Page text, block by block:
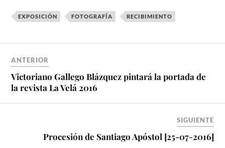
EXPOSICIÓN FOTOGRAFÍA RECIBIMIENTO
ANTERIOR
Victoriano Gallego Blázquez pintará la portada de
la revista La Velá 2016
SIGUIENTE
Procesión de Santiago Apóstol [25-07-2016]